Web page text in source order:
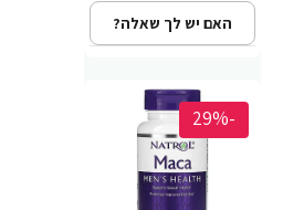
האם יש לך שאלה?
-29%